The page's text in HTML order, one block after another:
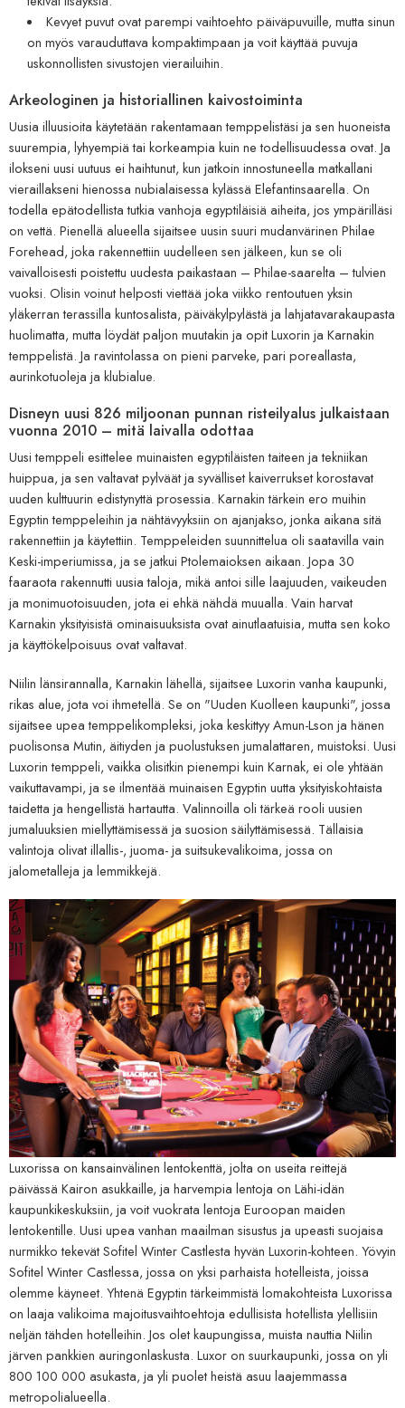
Kevyet puvut ovat parempi vaihtoehto päiväpuvuille, mutta sinun
on myös varauduttava kompaktimpaan ja voit käyttää puvuja
uskonnollisten sivustojen vierailuihin.
Arkeologinen ja historiallinen kaivostoiminta
Uusia illuusioita käytetään rakentamaan temppelistäsi ja sen huoneista
suurempia, lyhyempiä tai korkeampia kuin ne todellisuudessa ovat. Ja
ilokseni uusi uutuus ei haihtunut, kun jatkoin innostuneella matkallani
vieraillakseni hienossa nubialaisessa kylässä Elefantinsaarella. On
todella epätodellista tutkia vanhoja egyptiläisiä aiheita, jos ympärilläsi
on vettä. Pienellä alueella sijaitsee uusin suuri mudanvärinen Philae
Forehead, joka rakennettiin uudelleen sen jälkeen, kun se oli
vaivalloisesti poistettu uudesta paikastaan ​​– Philae-saarelta – tulvien
vuoksi. Olisin voinut helposti viettää joka viikko rentoutuen yksin
yläkerran terassilla kuntosalista, päiväkylpylästä ja lahjatavarakaupasta
huolimatta, mutta löydät paljon muutakin ja opit Luxorin ja Karnakin
temppelistä. Ja ravintolassa on pieni parveke, pari poreallasta,
aurinkotuoleja ja klubialue.
Disneyn uusi 826 miljoonan punnan risteilyalus julkaistaan ​​
vuonna 2010 – mitä laivalla odottaa
Uusi temppeli esittelee muinaisten egyptiläisten taiteen ja tekniikan
huippua, ja sen valtavat pylväät ja syvälliset kaiverrukset korostavat
uuden kulttuurin edistynyttä prosessia. Karnakin tärkein ero muihin
Egyptin temppeleihin ja nähtävyyksiin on ajanjakso, jonka aikana sitä
rakennettiin ja käytettiin. Temppeleiden suunnittelua oli saatavilla vain
Keski-imperiumissa, ja se jatkui Ptolemaioksen aikaan. Jopa 30
faaraota rakennutti uusia taloja, mikä antoi sille laajuuden, vaikeuden
ja monimuotoisuuden, jota ei ehkä nähdä muualla. Vain harvat
Karnakin yksityisistä ominaisuuksista ovat ainutlaatuisia, mutta sen koko
ja käyttökelpoisuus ovat valtavat.
Niilin länsirannalla, Karnakin lähellä, sijaitsee Luxorin vanha kaupunki,
rikas alue, jota voi ihmetellä. Se on "Uuden Kuolleen kaupunki", jossa
sijaitsee upea temppelikompleksi, joka keskittyy Amun-Lson ja hänen
puolisonsa Mutin, äitiyden ja puolustuksen jumalattaren, muistoksi. Uusi
Luxorin temppeli, vaikka olisitkin pienempi kuin Karnak, ei ole yhtään
vaikuttavampi, ja se ilmentää muinaisen Egyptin uutta yksityiskohtaista
taidetta ja hengellistä hartautta. Valinnoilla oli tärkeä rooli uusien
jumaluuksien miellyttämisessä ja suosion säilyttämisessä. Tällaisia ​​
valintoja olivat illallis-, juoma- ja suitsukevalikoima, jossa on
jalometalleja ja lemmikkejä.
Luxorissa on kansainvälinen lentokenttä, jolta on useita reittejä
päivässä Kairon asukkaille, ja harvempia lentoja on Lähi-idän
kaupunkikeskuksiin, ja voit vuokrata lentoja Euroopan maiden
lentokentille. Uusi upea vanhan maailman sisustus ja upeasti suojaisa
nurmikko tekevät Sofitel Winter Castlesta hyvän Luxorin-kohteen. Yövyin
Sofitel Winter Castlessa, jossa on yksi parhaista hotelleista, joissa
olemme käyneet. Yhtenä Egyptin tärkeimmistä lomakohteista Luxorissa
on laaja valikoima majoitusvaihtoehtoja edullisista hotellista ylellisiin
neljän tähden hotelleihin. Jos olet kaupungissa, muista nauttia Niilin
järven pankkien auringonlaskusta. Luxor on suurkaupunki, jossa on yli
800 100 000 asukasta, ja yli puolet heistä asuu laajemmassa
metropolialueella.